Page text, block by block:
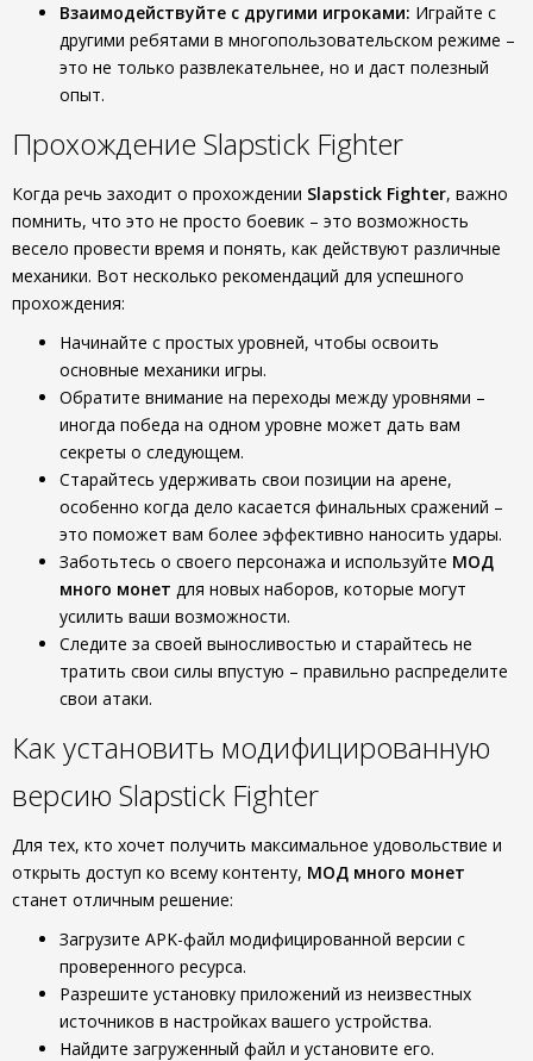
Взаимодействуйте с другими игроками: Играйте с
другими ребятами в многопользовательском режиме –
это не только развлекательнее, но и даст полезный
опыт.
Прохождение Slapstick Fighter
Когда речь заходит о прохождении Slapstick Fighter, важно
помнить, что это не просто боевик – это возможность
весело провести время и понять, как действуют различные
механики. Вот несколько рекомендаций для успешного
прохождения:
Начинайте с простых уровней, чтобы освоить
основные механики игры.
Обратите внимание на переходы между уровнями –
иногда победа на одном уровне может дать вам
секреты о следующем.
Старайтесь удерживать свои позиции на арене,
особенно когда дело касается финальных сражений –
это поможет вам более эффективно наносить удары.
Заботьтесь о своего персонажа и используйте МОД
много монет для новых наборов, которые могут
усилить ваши возможности.
Следите за своей выносливостью и старайтесь не
тратить свои силы впустую – правильно распределите
свои атаки.
Как установить модифицированную
версию Slapstick Fighter
Для тех, кто хочет получить максимальное удовольствие и
открыть доступ ко всему контенту, МОД много монет
станет отличным решение:
Загрузите APK-файл модифицированной версии с
проверенного ресурса.
Разрешите установку приложений из неизвестных
источников в настройках вашего устройства.
Найдите загруженный файл и установите его.